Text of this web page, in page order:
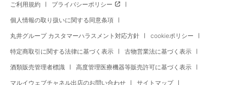
ご利用規約 プライバシーポリシー
個人情報の取り扱いに関する同意条項
丸井グループ カスタマーハラスメント対応方針 cookieポリシー
特定商取引に関する法律に基づく表示 古物営業法に基づく表示
酒類販売管理者標識 高度管理医療機器等販売許可に基づく表示
マルイウェブチャネル出店のお問い合わせ サイトマップ